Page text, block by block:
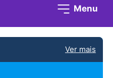
Menu
Ver mais